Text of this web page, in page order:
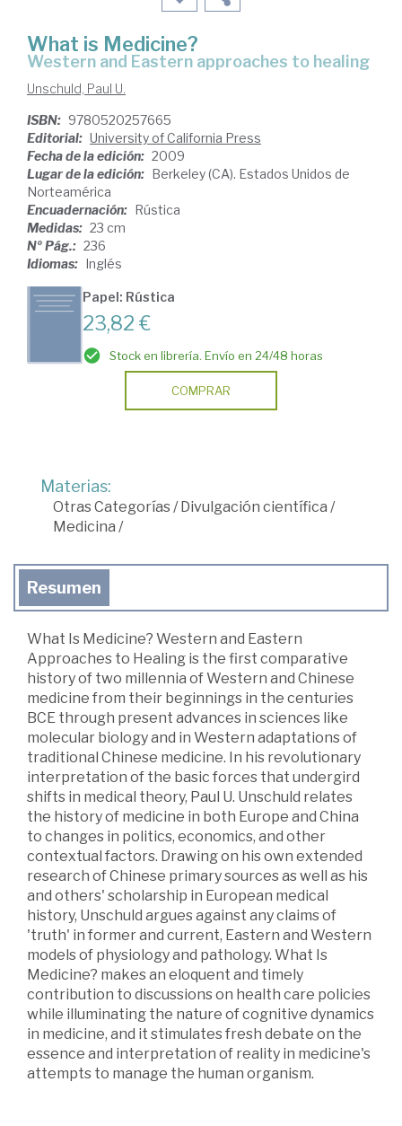
What is Medicine?
Western and Eastern approaches to healing
Unschuld, Paul U.
ISBN: 9780520257665
Editorial: University of California Press
Fecha de la edición: 2009
Lugar de la edición: Berkeley (CA). Estados Unidos de
Norteamérica
Encuadernación: Rústica
Medidas: 23 cm
Nº Pág.: 236
Idiomas: Inglés
Papel: Rústica
23,82 €
Stock en librería. Envío en 24/48 horas
COMPRAR
Materias:
Otras Categorías/Divulgación científica /
Medicina /
Resumen
What Is Medicine? Western and Eastern
Approaches to Healing is the first comparative
history of two millennia of Western and Chinese
medicine from their beginnings in the centuries
BCE through present advances in sciences like
molecular biology and in Western adaptations of
traditional Chinese medicine. In his revolutionary
interpretation of the basic forces that undergird
shifts in medical theory, Paul U. Unschuld relates
the history of medicine in both Europe and China
to changes in politics, economics, and other
contextual factors. Drawing on his own extended
research of Chinese primary sources as well as his
and others' scholarship in European medical
history, Unschuld argues against any claims of
'truth' in former and current, Eastern and Western
models of physiology and pathology. What Is
Medicine? makes an eloquent and timely
contribution to discussions on health care policies
while illuminating the nature of cognitive dynamics
in medicine, and it stimulates fresh debate on the
essence and interpretation of reality in medicine's
attempts to manage the human organism.